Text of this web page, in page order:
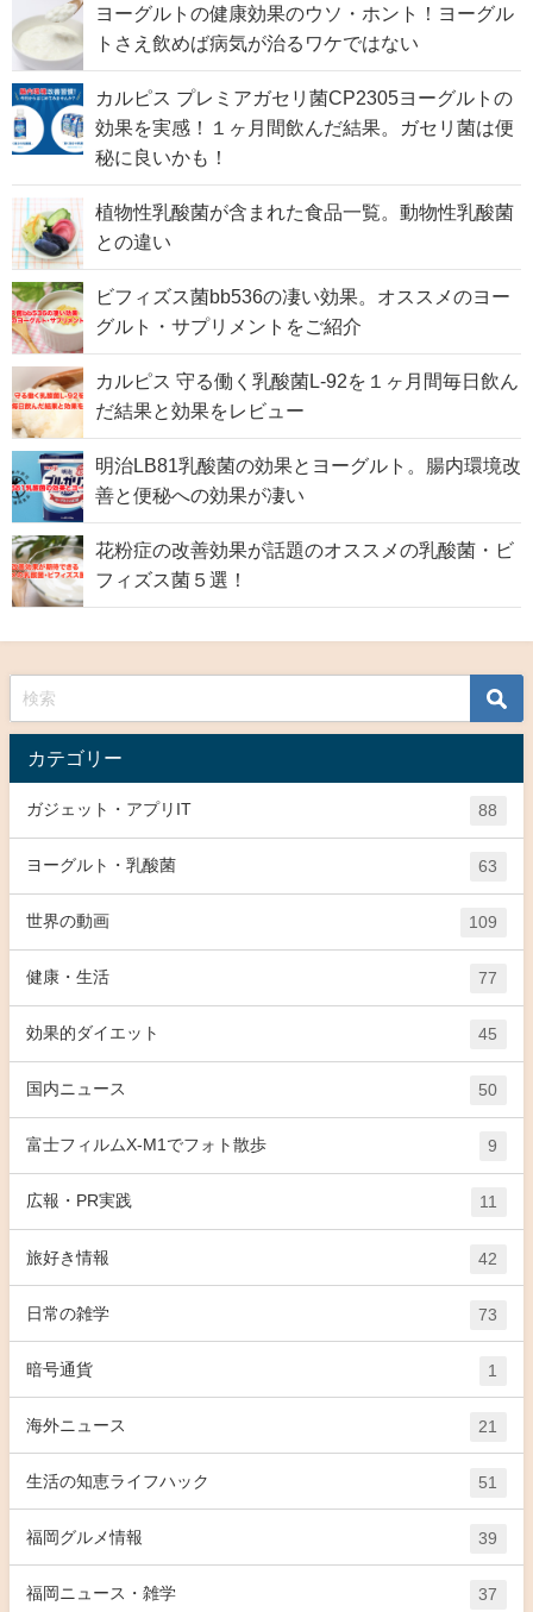
ヨーグルトの健康効果のウソ・ホント！ヨーグル
トさえ飲めば病気が治るワケではない
カルピス プレミアガセリ菌CP2305ヨーグルトの
効果を実感！１ヶ月間飲んだ結果。ガセリ菌は便
秘に良いかも！
植物性乳酸菌が含まれた食品一覧。動物性乳酸菌
との違い
ビフィズス菌bb536の凄い効果。オススメのヨー
グルト・サプリメントをご紹介
カルピス 守る働く乳酸菌L-92を１ヶ月間毎日飲ん
だ結果と効果をレビュー
明治LB81乳酸菌の効果とヨーグルト。腸内環境改
善と便秘への効果が凄い
花粉症の改善効果が話題のオススメの乳酸菌・ビ
フィズス菌５選！
カテゴリー
ガジェット・アプリIT 88
ヨーグルト・乳酸菌 63
世界の動画 109
健康・生活 77
効果的ダイエット 45
国内ニュース 50
富士フィルムX-M1でフォト散歩 9
広報・PR実践 11
旅好き情報 42
日常の雑学 73
暗号通貨 1
海外ニュース 21
生活の知恵ライフハック 51
福岡グルメ情報 39
福岡ニュース・雑学 37